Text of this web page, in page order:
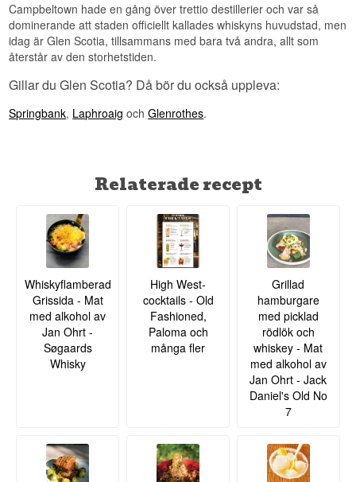
rostfritt stål. Det är ett litet antal för ett destilleri i
dag, och de korta, kontrollerade jästiderna är en
del av det som ger whiskyn dess fasta, maltiga
karaktär snarare än en fruktig, blommig profil.
Campbeltown hade en gång över trettio destillerier och var så
dominerande att staden officiellt kallades whiskyns huvudstad, men
idag är Glen Scotia, tillsammans med bara två andra, allt som
återstår av den storhetstiden.
Gillar du Glen Scotia? Då bör du också uppleva:
Springbank, Laphroaig ochGlenrothes.
Relaterade recept
Whiskyflamberad
Grissida - Mat
med alkohol av
Jan Ohrt -
Søgaards
Whisky
High West-
cocktails - Old
Fashioned,
Paloma och
många fler
Grillad
hamburgare
med picklad
rödlök och
whiskey - Mat
med alkohol av
Jan Ohrt - Jack
Daniel's Old No
7